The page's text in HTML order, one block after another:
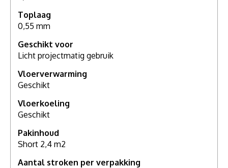
Toplaag
0,55 mm
Geschikt voor
Licht projectmatig gebruik
Vloerverwarming
Geschikt
Vloerkoeling
Geschikt
Pakinhoud
Short 2,4 m2
Aantal stroken per verpakking